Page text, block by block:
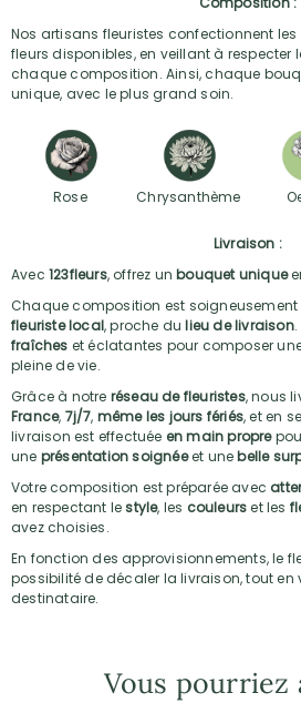
Nos artisans fleuristes confectionnent
fleurs disponibles, en veillant à respecter
chaque composition. Ainsi, chaque
unique, avec le plus grand soin.
Rose Chrysanthème
Livraison :
Avec 123fleurs, offrez unbouquet unique
Chaque composition est soigneusement
fleuriste local, proche dulieu de livraison
fraîches et éclatantes pour composer
pleine de vie.
Grâce à notre réseau de fleuristes, nous
France, 7j/7, même les jours fériés, et en
livraison est effectuée en main propre
une présentation soignéeet unebelle
Votre composition est préparée avec
en respectant lestyle, les couleurset les
avez choisies.
En fonction des approvisionnements, le
possibilité de décaler la livraison, tout en
destinataire.
Vous pourriez